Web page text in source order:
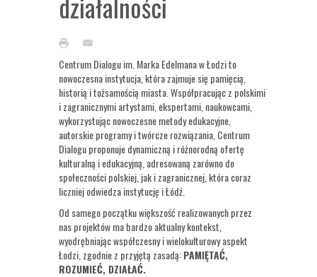
Centrum Dialogu im. Marka Edelmana w Łodzi to
nowoczesna instytucja, która zajmuje się pamięcią,
historią i tożsamością miasta. Współpracując z polskimi
i zagranicznymi artystami, ekspertami, naukowcami,
wykorzystując nowoczesne metody edukacyjne,
autorskie programy i twórcze rozwiązania, Centrum
Dialogu proponuje dynamiczną i różnorodną ofertę
kulturalną i edukacyjną, adresowaną zarówno do
społeczności polskiej, jak i zagranicznej, która coraz
liczniej odwiedza instytucję i Łódź.
Od samego początku większość realizowanych przez
nas projektów ma bardzo aktualny kontekst,
wyodrębniając współczesny i wielokulturowy aspekt
Łodzi, zgodnie z przyjętą zasadą:PAMIĘTAĆ,
ROZUMIEĆ, DZIAŁAĆ.